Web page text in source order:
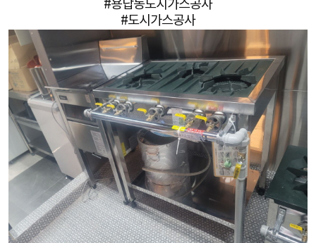
#용답동도시가스공사
#도시가스공사